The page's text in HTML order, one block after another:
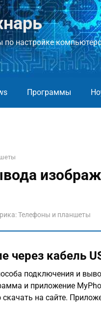
по настройке
Программы
Телефоны и планшеты
через кабель
подключения и
и приложение
на сайте.